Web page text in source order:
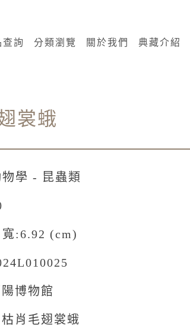
查詢 分類瀏覽 關於我們 典藏介紹
裳蛾
學 - 昆蟲類
:6.92 (cm)
博物館
肖毛翅裳蛾